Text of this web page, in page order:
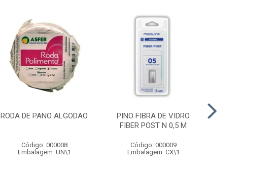
RODA DE PANO ALGODAO
Código: 000008
Embalagem: UN\1
PINO FIBRA DE VIDRO
FIBER POST N 0,5 M
Código: 000009
Embalagem: CX\1